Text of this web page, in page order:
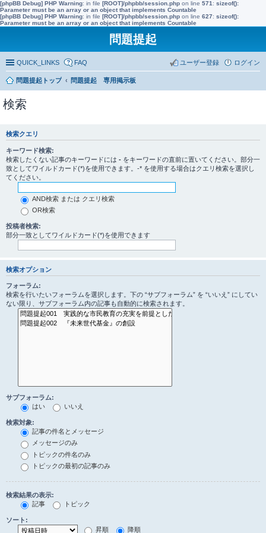
[phpBB Debug] PHP Warning: in file [ROOT]/phpbb/session.php on line 571 : sizeof():
Parameter must be an array or an object that implements Countable
[phpBB Debug] PHP Warning: in file [ROOT]/phpbb/session.php on line 627: sizeof():
Parameter must be an array or an object that implements Countable
問題提起
QUICK_LINKS FAQ ログイン
ユーザー登録
問題提起トップ 問題提起 専用掲示板
検索
検索クエリ
キーワード検索:
検索したくない記事のキーワードには - をキーワードの直前に置いてください。部分一
致としてワイルドカード(*)を使用できます。-* を使用する場合はクエリ検索を選択し
てください。
AND検索 または クエリ検索
OR検索
投稿者検索:
部分一致としてワイルドカード(*)を使用できます
検索オプション
フォーラム:
検索を行いたいフォーラムを選択します。下の “サブフォーラム” を “いいえ” にしてい
ない限り、サブフォーラム内の記事も自動的に検索されます。
サブフォーラム:
はい
いいえ
検索対象:
記事の件名とメッセージ
メッセージのみ
トピックの件名のみ
トピックの最初の記事のみ
検索結果の表示:
記事
トピック
ソート:
昇順
降順